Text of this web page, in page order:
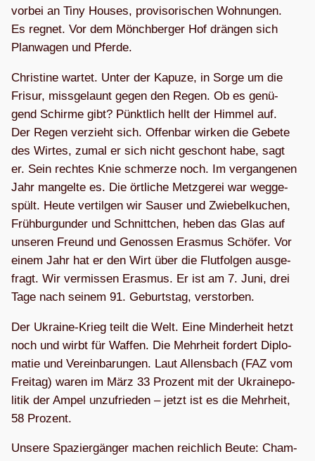
vor­bei an Tiny Hou­ses, pro­vi­so­ri­schen Woh­nun­gen.
Es reg­net. Vor dem Mönch­ber­ger Hof drän­gen sich
Plan­wa­gen und Pferde.
Chris­tine war­tet. Unter der Kapuze, in Sorge um die
Fri­sur, miss­ge­launt gegen den Regen. Ob es genü­
gend Schirme gibt? Pünkt­lich hellt der Him­mel auf.
Der Regen ver­zieht sich. Offen­bar wir­ken die Gebete
des Wir­tes, zumal er sich nicht geschont habe, sagt
er. Sein rech­tes Knie schmerze noch. Im ver­gan­ge­nen
Jahr man­gelte es. Die ört­li­che Metz­ge­rei war weg­ge­
spült. Heute ver­til­gen wir Sau­ser und Zwie­bel­ku­chen,
Früh­bur­gun­der und Schnitt­chen, heben das Glas auf
unse­ren Freund und Genos­sen Eras­mus Schö­fer. Vor
einem Jahr hat er den Wirt über die Flut­fol­gen aus­ge­
fragt. Wir ver­mis­sen Eras­mus. Er ist am 7. Juni, drei
Tage nach sei­nem 91. Geburts­tag, verstorben.
Der Ukraine-Krieg teilt die Welt. Eine Min­der­heit hetzt
noch und wirbt für Waf­fen. Die Mehr­heit for­dert Diplo­
ma­tie und Ver­ein­ba­run­gen. Laut Allens­bach (FAZ vom
Frei­tag) waren im März 33 Pro­zent mit der Ukraine­po­
li­tik der Ampel unzu­frie­den – jetzt ist es die Mehr­heit,
58 Prozent.
Unsere Spa­zier­gän­ger machen reich­lich Beute: Cham­